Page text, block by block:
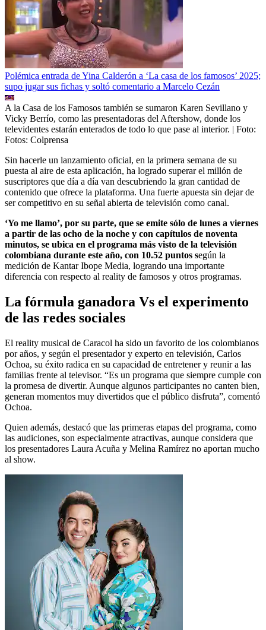
Polémica entrada de Yina Calderón a ‘La casa de los famosos’ 2025;
supo jugar sus fichas y soltó comentario a Marcelo Cezán
A la Casa de los Famosos también se sumaron Karen Sevillano y
Vicky Berrío, como las presentadoras del Aftershow, donde los
televidentes estarán enterados de todo lo que pase al interior. | Foto:
Fotos: Colprensa
Sin hacerle un lanzamiento oficial, en la primera semana de su
puesta al aire de esta aplicación, ha logrado superar el millón de
suscriptores que día a día van descubriendo la gran cantidad de
contenido que ofrece la plataforma. Una fuerte apuesta sin dejar de
ser competitivo en su señal abierta de televisión como canal.
‘Yo me llamo’, por su parte, que se emite sólo de lunes a viernes
a partir de las ocho de la noche y con capítulos de noventa
minutos, se ubica en el programa más visto de la televisión
colombiana durante este año, con 10.52 puntos según la
medición de Kantar Ibope Media, logrando una importante
diferencia con respecto al reality de famosos y otros programas.
La fórmula ganadora Vs el experimento
de las redes sociales
El reality musical de Caracol ha sido un favorito de los colombianos
por años, y según el presentador y experto en televisión, Carlos
Ochoa, su éxito radica en su capacidad de entretener y reunir a las
familias frente al televisor. “Es un programa que siempre cumple con
la promesa de divertir. Aunque algunos participantes no canten bien,
generan momentos muy divertidos que el público disfruta”, comentó
Ochoa.
Quien además, destacó que las primeras etapas del programa, como
las audiciones, son especialmente atractivas, aunque considera que
los presentadores Laura Acuña y Melina Ramírez no aportan mucho
al show.